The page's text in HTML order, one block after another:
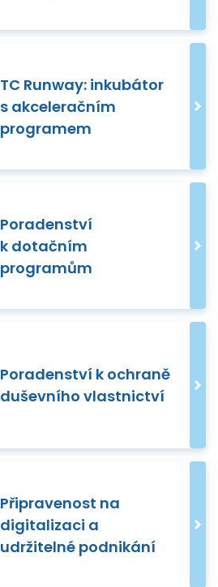
TC Runway: inkubátor
s akceleračním
programem
Poradenství
k dotačním
programům
Poradenství k ochraně
duševního vlastnictví
Připravenost na
digitalizaci a
udržitelné podnikání